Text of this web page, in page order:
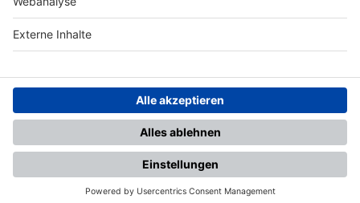
Nutzungsbedingungen Datenschutz Impressum